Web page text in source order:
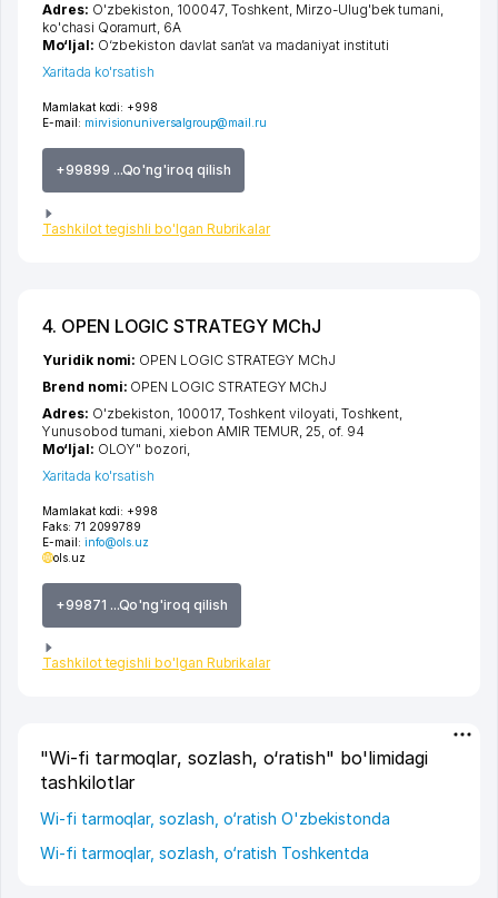
Mamlakat kodi: +998
E-mail: mirvisionuniversalgroup@mail.ru
+99899 ...Qo'ng'iroq qilish
Tashkilot tegishli bo'lgan Rubrikalar
Adres: O'zbekiston, 100047, Toshkent, Mirzo-Ulug'bek tumani,
ko'chasi Qoramurt, 6А
Mo‘ljal: O‘zbekiston davlat san’at va madaniyat instituti
Xaritada ko'rsatish
4. OPEN LOGIC STRATEGY MChJ
Mamlakat kodi: +998
Faks: 71 2099789
E-mail: info@ols.uz
ols.uz
+99871 ...Qo'ng'iroq qilish
Tashkilot tegishli bo'lgan Rubrikalar
Yuridik nomi: OPEN LOGIC STRATEGY MChJ
Brend nomi: OPEN LOGIC STRATEGY MChJ
Adres: O'zbekiston, 100017, Toshkent viloyati Toshkent
Yunusobod tumani ,xiеbon AMIR TEMUR , 25, of. 94
Mo‘ljal: OLOY" bozori,
Xaritada ko'rsatish
"Wi-fi tarmoqlar, sozlash, o‘ratish" bo'limidagi
tashkilotlar
Wi-fi tarmoqlar, sozlash, o‘ratish O'zbekistonda
Wi-fi tarmoqlar, sozlash, o‘ratish Toshkentda